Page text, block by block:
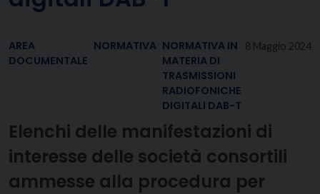
8 Maggio 2024
AREA
DOCUMENTALE
NORMATIVA NORMATIVA IN
MATERIA DI
TRASMISSIONI
RADIOFONICHE
DIGITALI DAB-T
Elenchi delle manifestazioni di
interesse delle società consortili
ammesse alla procedura per